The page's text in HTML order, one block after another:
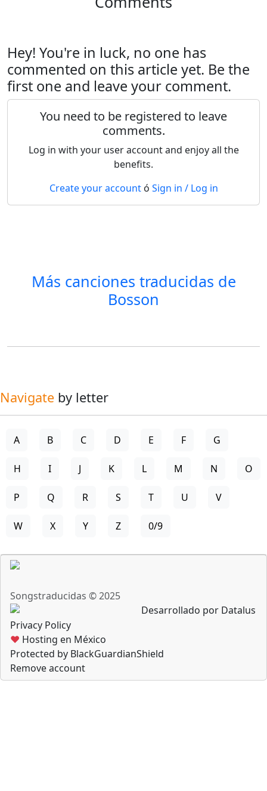
Hey! You're in luck, no one has
commented on this article yet. Be the
first one and leave your comment.
You need to be registered to leave
comments.
Log in with your user account and enjoy all the
benefits.
Create your account ó Sign in / Log in
Más canciones traducidas de
Bosson
Navigate by letter
A B C D E F G
H I J K L M N O
P Q R S T U V
W X Y Z 0/9
Songstraducidas © 2025
Desarrollado por Datalus
Privacy Policy
♥ Hosting en México
Protected by BlackGuardianShield
Remove account